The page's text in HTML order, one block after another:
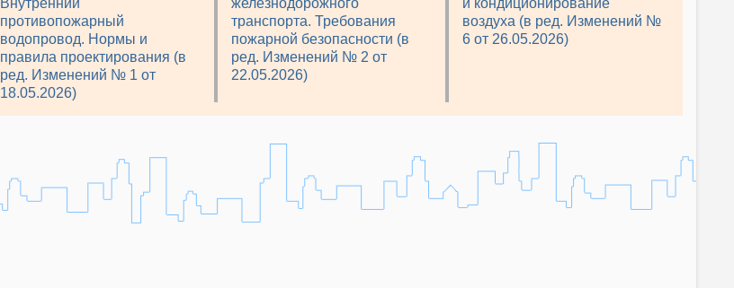
Внутренний
противопожарный
водопровод. Нормы и
правила проектирования (в
ред. Изменений № 1 от
18.05.2026)
железнодорожного
транспорта. Требования
пожарной безопасности (в
ред. Изменений № 2 от
22.05.2026)
и кондиционирование
воздуха (в ред. Изменений №
6 от 26.05.2026)